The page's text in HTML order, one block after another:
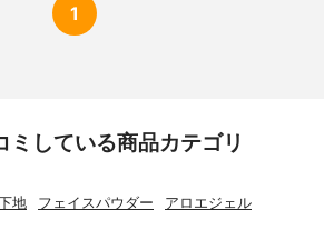
1
ミしている商品カテゴリ
地 フェイスパウダー アロエジェル